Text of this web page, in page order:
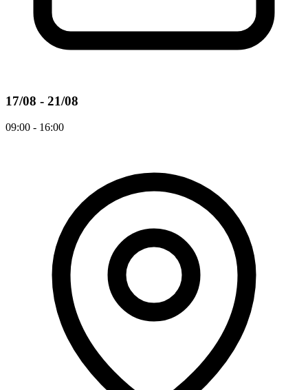
17/08 - 21/08
09:00 - 16:00